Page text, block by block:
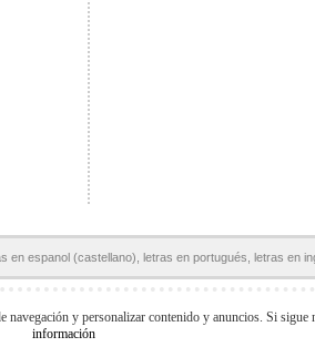
espanol (castellano), letras en portugués, letras en
en español Letras de Canciones Acordes y
y personalizar contenido y anuncios. Si sigue
información